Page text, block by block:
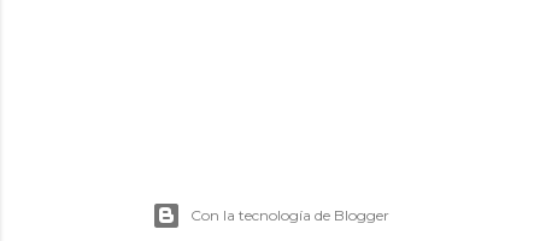
Con la tecnología de Blogger